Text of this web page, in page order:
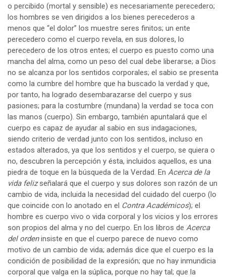
o percibido (mortal y sensible) es necesariamente perecedero;
los hombres se ven dirigidos a los bienes perecederos a
menos que “el dolor” los muestre seres finitos; un ente
perecedero como el cuerpo revela, en sus dolores, lo
perecedero de los otros entes; el cuerpo es puesto como una
mancha del alma, como un peso del cual debe liberarse; a Dios
no se alcanza por los sentidos corporales; el sabio se presenta
como la cumbre del hombre que ha buscado la verdad y que,
por tanto, ha logrado desembarazarse del cuerpo y sus
pasiones; para la costumbre (mundana) la verdad se toca con
las manos (cuerpo). Sin embargo, también apuntalará que el
cuerpo es capaz de ayudar al sabio en sus indagaciones,
siendo criterio de verdad junto con los sentidos, incluso en
estados alterados, ya que los sentidos y el cuerpo, se quiera o
no, descubren la percepción y ésta, incluidos aquellos, es una
piedra de toque en la búsqueda de la Verdad. En Acerca de la
vida felizseñalará que el cuerpo y sus dolores son razón de un
cambio de vida, incluida la necesidad del cuidado del cuerpo (lo
que coincide con lo anotado en el Contra Académicos); el
hombre es cuerpo vivo o vida corporal y los vicios y los errores
son propios del alma y no del cuerpo. En los libros de Acerca
del ordeninsiste en que el cuerpo parece de nuevo como
motivo de un cambio de vida; además dice que el cuerpo es la
condición de posibilidad de la expresión; que no hay inmundicia
corporal que valga en la súplica, porque no hay tal; que la